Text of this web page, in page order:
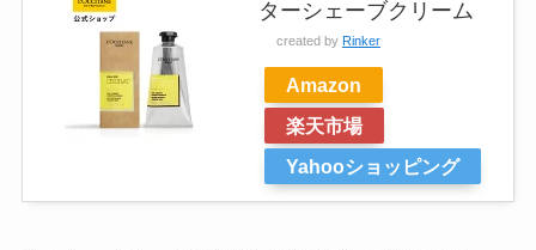
ターシェーブクリーム
created by Rinker
Amazon
楽天市場
Yahooショッピング